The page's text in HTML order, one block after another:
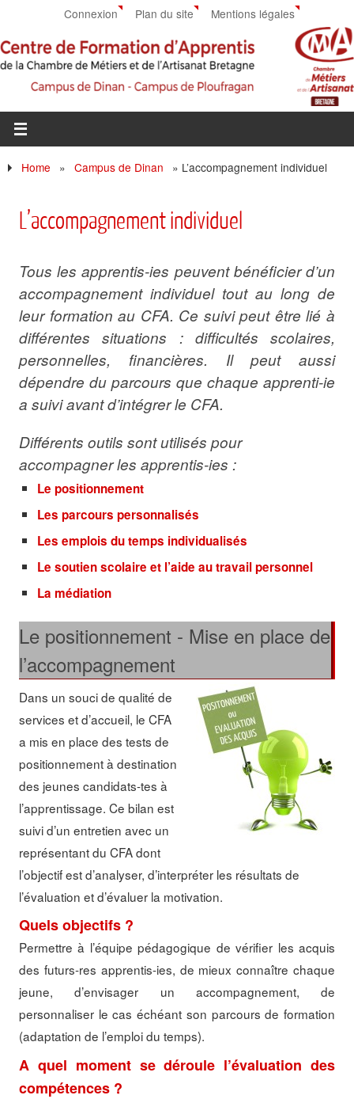
Connexion Plan du site Mentions légales
Home » Campus de Dinan » L’accompagnement individuel
L’accompagnement individuel
Tous les apprentis-ies peuvent bénéficier d’un
accompagnement individuel tout au long de
leur formation au CFA. Ce suivi peut être lié à
différentes situations : difficultés scolaires,
personnelles, financières. Il peut aussi
dépendre du parcours que chaque apprenti-ie
a suivi avant d’intégrer le CFA.
Différents outils sont utilisés pour
accompagner les apprentis-ies :
Le positionnement
Les parcours personnalisés
Les emplois du temps individualisés
Le soutien scolaire et l’aide au travail personnel
La médiation
Le positionnement - Mise en place de
l’accompagnement
Dans un souci de qualité de
services et d’accueil, le CFA
a mis en place des tests de
positionnement à destination
des jeunes candidats-tes à
l’apprentissage. Ce bilan est
suivi d’un entretien avec un
représentant du CFA dont
l’objectif est d’analyser, d’interpréter les résultats de
l’évaluation et d’évaluer la motivation.
Quels objectifs ?
Permettre à l’équipe pédagogique de vérifier les acquis
des futurs-res apprentis-ies, de mieux connaître chaque
jeune, d’envisager un accompagnement, de
personnaliser le cas échéant son parcours de formation
(adaptation de l’emploi du temps).
A quel moment se déroule l’évaluation des
compétences ?